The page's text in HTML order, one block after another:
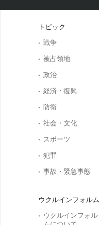
トピック
戦争
被占領地
政治
経済・復興
防衛
社会・文化
スポーツ
犯罪
事故・緊急事態
ウクルインフォルム
ウクルインフォル